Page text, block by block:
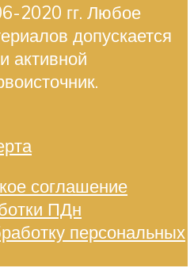
2020 гг. Любое
допускается
активной
соглашение
ПДн
персональных